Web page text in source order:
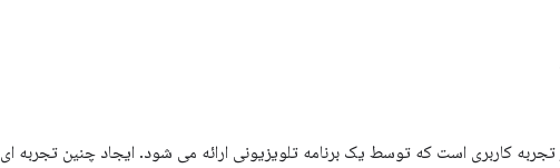
کاربری است که توسط یک برنامه تلویزیونی ارائه می شود. ایجاد چنین تجربه ای